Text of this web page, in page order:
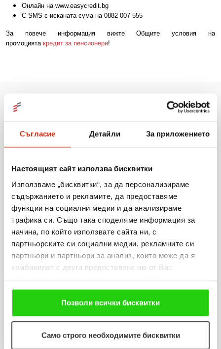
Съгласие Детайли За приложението
Настоящият сайт използва бисквитки
Използваме „бисквитки“, за да персонализираме
съдържанието и рекламите, да предоставяме
функции на социални медии и да анализираме
трафика си. Също така споделяме информация за
начина, по който използвате сайта ни, с
партньорските си социални медии, рекламните си
партньори и партньори за анализ, които може да я
комбинират с друга предоставена им от Вас
ползването от Ваша страна на услугите им. Ако
продължавате да използвате нашия уебсайт, Вие се
съгласявате с нашите "бисквитки".
Позволи всички бисквитки
Само строго необходимите бисквитки
Онлайн на www.easycredit.bg
С SMS с исканата сума на 0882 007 555
За повече информация вижте Общите условия на
промоцията кредит за пенсионери!
Когато мечтите оживяват: 206 детски рисунки, 3
сбъднати желания и 203 изненади
Виж повече
31.07.2026
Виж повече